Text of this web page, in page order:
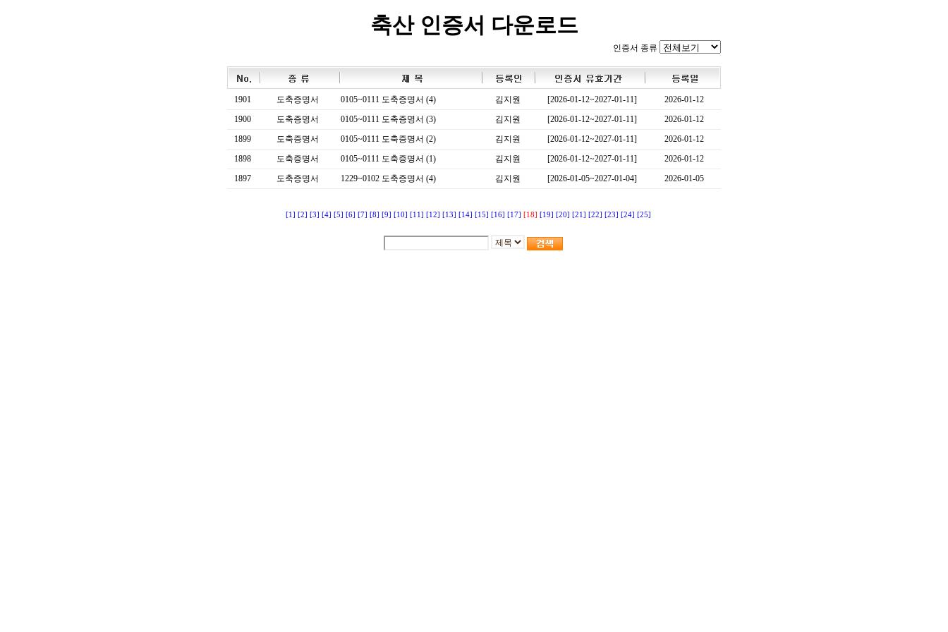
축산 인증서 다운로드
인증서 종류
1901 도축증명서 0105~0111 도축증명서 (4) 김지원 [2026-01-12~2027-01-11]
2026-01-12
1900
도축증명서 0105~0111 도축증명서 (3) 김지원 [2026-01-12~2027-01-11]
2026-01-12
1899
도축증명서 0105~0111 도축증명서 (2) 김지원 [2026-01-12~2027-01-11]
2026-01-12
1898
도축증명서 0105~0111 도축증명서 (1) 김지원 [2026-01-12~2027-01-11]
2026-01-12
1897
도축증명서 1229~0102 도축증명서 (4) 김지원 [2026-01-05~2027-01-04] 2026-01-05
[1] [2] [3] [4] [5] [6] [7] [8] [9] [10] [11] [12] [13] [14] [15] [16] [17] [18] [19] [20] [21] [22] [23] [24] [25]